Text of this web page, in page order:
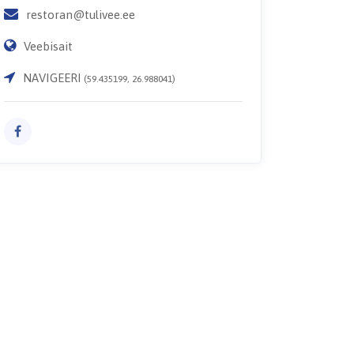
restoran@tulivee.ee
Veebisait
NAVIGEERI (59.435199, 26.988041)